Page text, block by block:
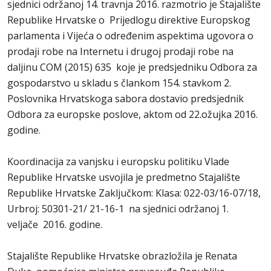
sjednici održanoj 14. travnja 2016. razmotrio je Stajalište
Republike Hrvatske o Prijedlogu direktive Europskog
parlamenta i Vijeća o određenim aspektima ugovora o
prodaji robe na Internetu i drugoj prodaji robe na
daljinu COM (2015) 635 koje je predsjedniku Odbora za
gospodarstvo u skladu s člankom 154. stavkom 2.
Poslovnika Hrvatskoga sabora dostavio predsjednik
Odbora za europske poslove, aktom od 22.ožujka 2016.
godine.
Koordinacija za vanjsku i europsku politiku Vlade
Republike Hrvatske usvojila je predmetno Stajalište
Republike Hrvatske Zaključkom: Klasa: 022-03/16-07/18,
Urbroj: 50301-21/ 21-16-1 na sjednici održanoj 1.
veljače 2016. godine.
Stajalište Republike Hrvatske obrazložila je Renata